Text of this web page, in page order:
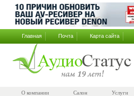
Главная Почта Карта сайта
О компании Салон Услуги